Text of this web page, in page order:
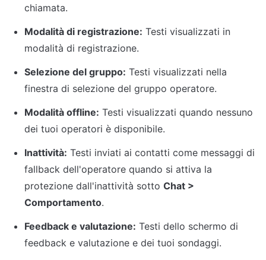
chiamata.
Modalità di registrazione: Testi visualizzati in
modalità di registrazione.
Selezione del gruppo: Testi visualizzati nella
finestra di selezione del gruppo operatore.
Modalità offline: Testi visualizzati quando nessuno
dei tuoi operatori è disponibile.
Inattività: Testi inviati ai contatti come messaggi di
fallback dell'operatore quando si attiva la
protezione dall'inattività sotto Chat >
Comportamento.
Feedback e valutazione: Testi dello schermo di
feedback e valutazione e dei tuoi sondaggi.